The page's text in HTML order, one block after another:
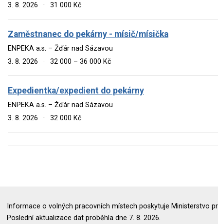
3. 8. 2026
· 31 000 Kč
Zaměstnanec do pekárny - mísič/mísička
ENPEKA a.s. – Žďár nad Sázavou
3. 8. 2026
· 32 000 – 36 000 Kč
Expedientka/expedient do pekárny
ENPEKA a.s. – Žďár nad Sázavou
3. 8. 2026
· 32 000 Kč
Informace o volných pracovních místech poskytuje Ministerstvo
Poslední aktualizace dat proběhla dne 7. 8. 2026.